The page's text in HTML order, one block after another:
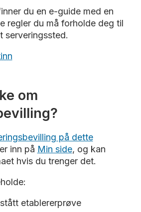
du en e-guide med en
regler du må forholde deg til
serveringssted.
om
på dette
inn på Min side, og kan
hvis du trenger det.
etablererprøve